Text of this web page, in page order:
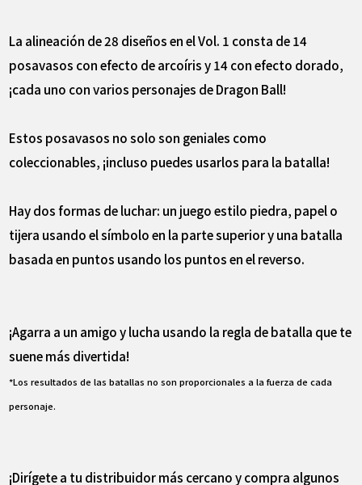
La alineación de 28 diseños en el Vol. 1 consta de 14
posavasos con efecto de arcoíris y 14 con efecto dorado,
¡cada uno con varios personajes de Dragon Ball!
Estos posavasos no solo son geniales como
coleccionables, ¡incluso puedes usarlos para la batalla!
Hay dos formas de luchar: un juego estilo piedra, papel o
tijera usando el símbolo en la parte superior y una batalla
basada en puntos usando los puntos en el reverso.
¡Agarra a un amigo y lucha usando la regla de batalla que te
suene más divertida!
*Los resultados de las batallas no son proporcionales a la fuerza de cada
personaje.
¡Dirígete a tu distribuidor más cercano y compra algunos